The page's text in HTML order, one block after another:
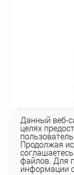
Данный веб-
целях
Продолжая
файлов. Для
информации